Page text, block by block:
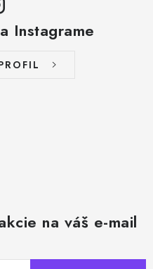
Instagrame
na váš e-mail